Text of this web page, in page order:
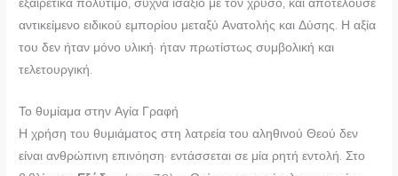
αντικείμενο ειδικού εμπορίου μεταξύ Ανατολής και Δύσης. Η αξία
του δεν ήταν μόνο υλική· ήταν πρωτίστως συμβολική και
τελετουργική.
Το θυμίαμα στην Αγία Γραφή
Η χρήση του θυμιάματος στη λατρεία του αληθινού Θεού δεν
είναι ανθρώπινη επινόηση· εντάσσεται σε μία ρητή εντολή. Στο